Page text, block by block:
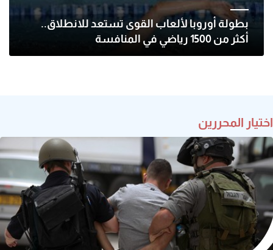
بطولة أوروبا لألعاب القوى تستعد للانطلاق..
أكثر من 1500 رياضي في المنافسة
اختيار المحررين